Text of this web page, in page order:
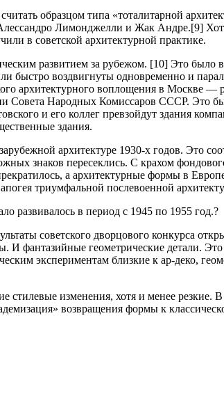
образцом типа «тоталитарной
Лимонджелли и Жак Андре.[9]
в советской архитектурной практике.
развитием за рубежом. [10] Это
быстро воздвигнуты одновременно и
архитектурного воплощения в Москве
Совета Народных Комиссаров СССР. Это
и его коллег превзойдут здания
здания.
архитектуре 1930-х годов. Это
знаков пересеклись. С крахом
а архитектурные формы в
триумфальной послевоенной
развивалось в период с 1945 по 1955 год.?
советского дворцового конкурса
фантазийные геометрические детали.
экспериментам близкие к ар-деко,
стилевые изменения, хотя и менее резкие.
возвращения формы к